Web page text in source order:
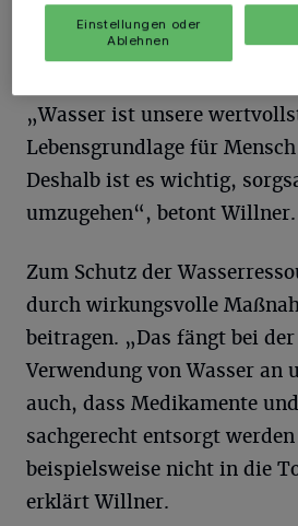
„Wasser ist unsere
Lebensgrundlage für
Deshalb ist es wichtig,
umzugehen“, betont Willner.
Zum Schutz der
durch wirkungsvolle
beitragen. „Das fängt bei
Verwendung von Wasser an
auch, dass Medikamente
sachgerecht entsorgt
beispielsweise nicht in die
erklärt Willner.
Einstellungen oder
Ablehnen